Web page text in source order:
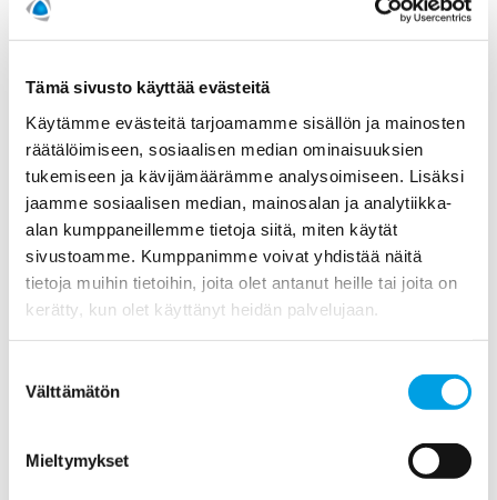
Tämä sivusto käyttää evästeitä
Käytämme evästeitä tarjoamamme sisällön ja mainosten
räätälöimiseen, sosiaalisen median ominaisuuksien
tukemiseen ja kävijämäärämme analysoimiseen. Lisäksi
jaamme sosiaalisen median, mainosalan ja analytiikka-
alan kumppaneillemme tietoja siitä, miten käytät
sivustoamme. Kumppanimme voivat yhdistää näitä
tietoja muihin tietoihin, joita olet antanut heille tai joita on
kerätty, kun olet käyttänyt heidän palvelujaan.
valinta
Välttämätön
Mieltymykset
Lokakuu (1)
Syyskuu (1)
Elokuu (1)
Kesäkuu (1)
Toukokuu (1)
Helmikuu (1)
2015
2012